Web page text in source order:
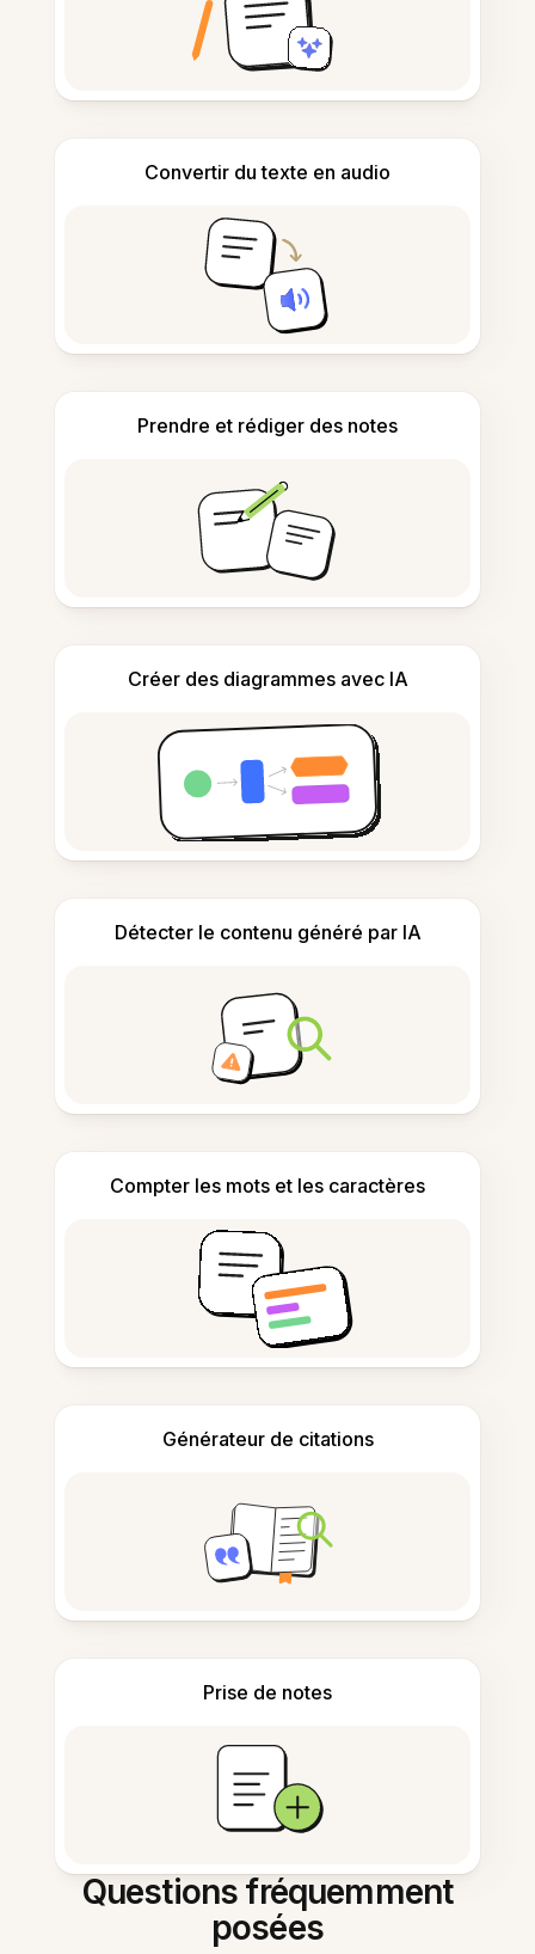
Convertir du texte en audio
Prendre et rédiger des notes
Créer des diagrammes avec IA
Détecter le contenu généré par IA
Compter les mots et les caractères
Générateur de citations
Prise de notes
Questions fréquemment
posées